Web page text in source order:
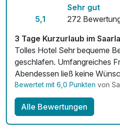
Zimmerservice verfügbar
Mit Hotelbar
5,1
Sehr gut
272
3 Tage Kurzurlaub im
Tolles Hotel Sehr bequeme
geschlafen. Umfangreiches
Abendessen ließ keine
Bewertet mit 6,0 Punkten von
Alle Bewertungen